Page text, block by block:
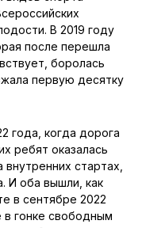
В 2019 году
после перешла
боролась
первую десятку
года, когда дорога
ребят оказалась
стартах,
И оба вышли, как
в сентябре 2022
в гонке свободным